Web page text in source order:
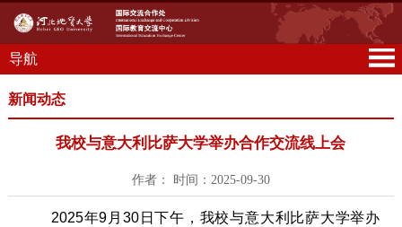
导航
新闻动态
我校与意大利比萨大学举办合作交流线上会
作者： 时间：2025-09-30
2025年9月30日下午，我校与意大利比萨大学举办